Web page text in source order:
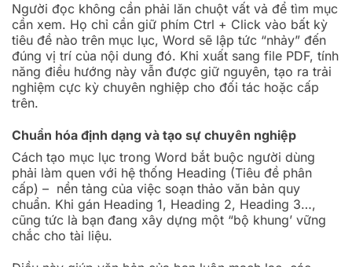
Người đọc không cần phải lăn chuột vất vả để tìm mục
cần xem. Họ chỉ cần giữ phím Ctrl + Click vào bất kỳ
tiêu đề nào trên mục lục, Word sẽ lập tức “nhảy” đến
đúng vị trí của nội dung đó. Khi xuất sang file PDF, tính
năng điều hướng này vẫn được giữ nguyên, tạo ra trải
nghiệm cực kỳ chuyên nghiệp cho đối tác hoặc cấp
trên.
Chuẩn hóa định dạng và tạo sự chuyên nghiệp
Cách tạo mục lục trong Word bắt buộc người dùng
phải làm quen với hệ thống Heading (Tiêu đề phân
cấp) – nền tảng của việc soạn thảo văn bản quy
chuẩn. Khi gán Heading 1, Heading 2, Heading 3…,
cũng tức là bạn đang xây dựng một “bộ khung’ vững
chắc cho tài liệu.